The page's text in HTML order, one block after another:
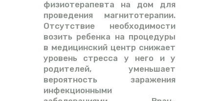
физиотерапевта на дом для
проведения магнитотерапии.
Отсутствие необходимости
возить ребенка на процедуры
в медицинский центр снижает
уровень стресса у него и у
родителей, уменьшает
вероятность заражения
инфекционными